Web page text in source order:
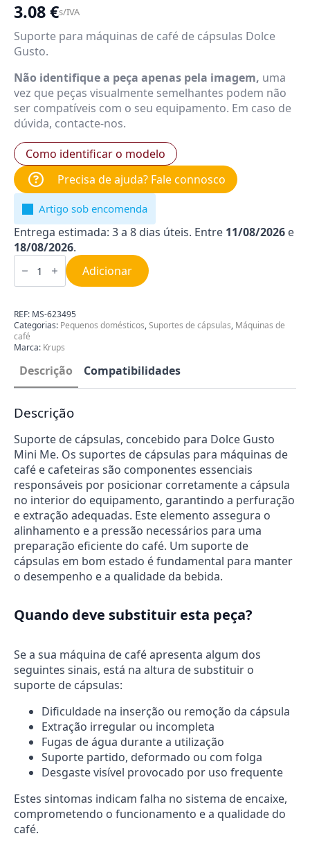
3.08€s/IVA
Suporte para máquinas de café de cápsulas Dolce
Gusto.
Não identifique a peça apenas pela imagem, uma
vez que peças visualmente semelhantes podem não
ser compatíveis com o seu equipamento. Em caso de
dúvida, contacte-nos.
Como identificar o modelo
Precisa de ajuda? Fale connosco
Artigo sob encomenda
Entrega estimada: 3 a 8 dias úteis. Entre 11/08/2026 e
18/08/2026.
Quantidade
de
da
de
Café
Krups
MS-
623495
Adicionar
REF: MS-623495
Categorias: Pequenos domésticos,Suportes de cápsulas, Máquinas de
café
Marca: Krups
Descrição Compatibilidades
Descrição
Suporte de cápsulas, concebido para Dolce Gusto
Mini Me. Os suportes de cápsulas para máquinas de
café e cafeteiras são componentes essenciais
responsáveis por posicionar corretamente a cápsula
no interior do equipamento, garantindo a perfuração
e extração adequadas. Este elemento assegura o
alinhamento e a pressão necessários para uma
preparação eficiente do café. Um suporte de
cápsulas em bom estado é fundamental para manter
o desempenho e a qualidade da bebida.
Quando deve substituir esta peça?
Se a sua máquina de café apresenta algum dos
seguintes sinais, está na altura de substituir o
suporte de cápsulas:
Dificuldade na inserção ou remoção da cápsula
Extração irregular ou incompleta
Fugas de água durante a utilização
Suporte partido, deformado ou com folga
Desgaste visível provocado por uso frequente
Estes sintomas indicam falha no sistema de encaixe,
comprometendo o funcionamento e a qualidade do
café.